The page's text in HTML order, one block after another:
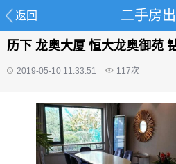
返回 二手房
历下 龙奥大厦 恒大龙奥御苑
2019-05-10 11:33:51 117次